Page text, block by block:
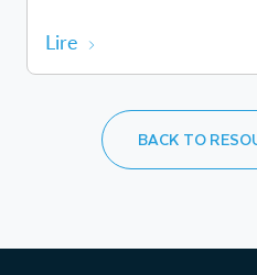
Lire
BACK TO